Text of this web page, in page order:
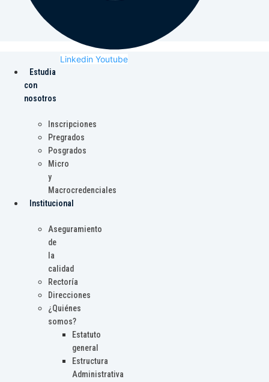
Linkedin Youtube
Estudia
con
nosotros
Inscripciones
Pregrados
Posgrados
Micro
y
Macrocredenciales
Institucional
Aseguramiento
de
la
calidad
Rectoría
Direcciones
¿Quiénes
somos?
Estatuto
general
Estructura
Administrativa